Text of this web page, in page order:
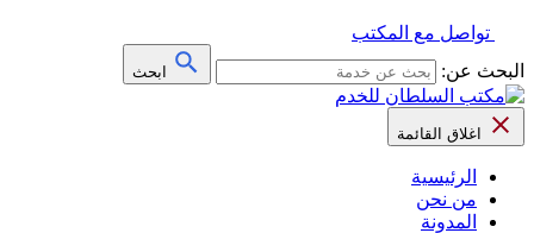
تواصل مع المكتب
البحث عن:
ابحث
اغلاق القائمة
الرئيسية
من نحن
المدونة